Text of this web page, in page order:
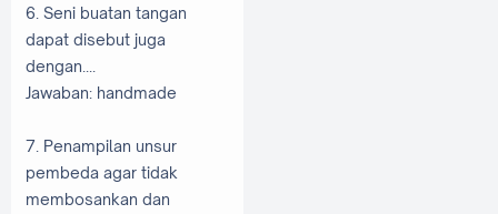
6. Seni buatan tangan
dapat disebut juga
dengan....
Jawaban: handmade
7. Penampilan unsur
pembeda agar tidak
membosankan dan